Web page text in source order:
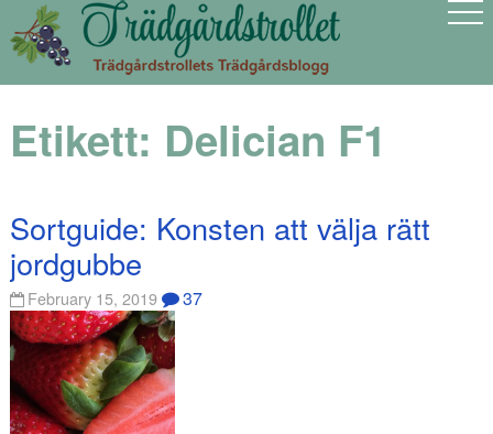
Etikett: Delician F1
Sortguide: Konsten att välja rätt
jordgubbe
February 15, 2019 37